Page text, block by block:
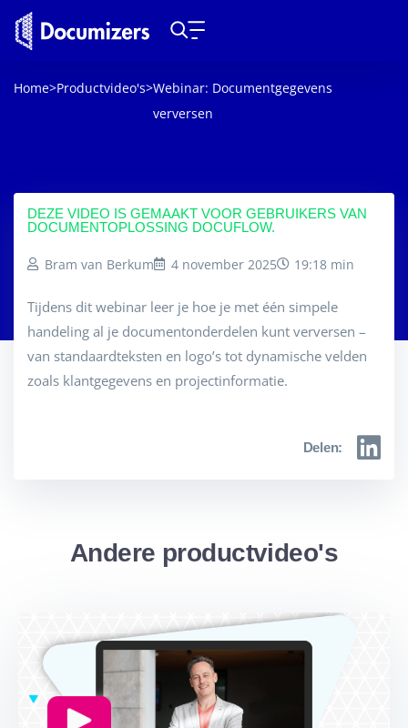
Home>Productvideo's>Webinar: Documentgegevens
verversen
DEZE VIDEO IS GEMAAKT VOOR GEBRUIKERS VAN
DOCUMENTOPLOSSING DOCUFLOW.
Bram van Berkum 4 november 2025 19:18 min
Tijdens dit webinar leer je hoe je met één simpele
handeling al je documentonderdelen kunt verversen –
van standaardteksten en logo’s tot dynamische velden
zoals klantgegevens en projectinformatie.
Delen:
Andere productvideo's